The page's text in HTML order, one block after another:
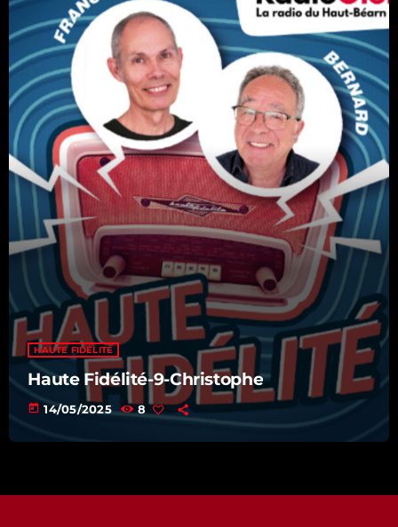
HAUTE FIDÉLITÉ
Haute Fidélité-9-Christophe
today 14/05/2025 8